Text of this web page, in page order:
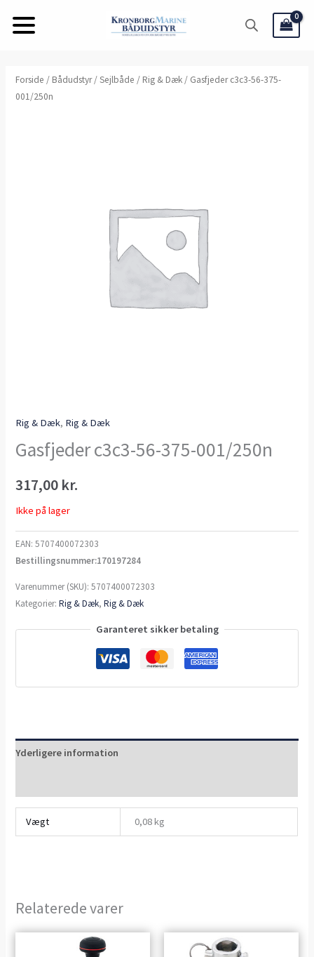
Forside / Bådudstyr/Sejlbåde / Rig & Dæk / Gasfjeder c3c3-56-375-
001/250n
Rig & Dæk, Rig & Dæk
Gasfjeder c3c3-56-375-001/250n
317,00 kr.
Ikke på lager
EAN:5707400072303
Bestillingsnummer:170197284
Varenummer (SKU):5707400072303
Kategorier:Rig & Dæk,Rig & Dæk
Garanteret sikker betaling
Yderligere information
Vægt 0,08 kg
Relaterede varer